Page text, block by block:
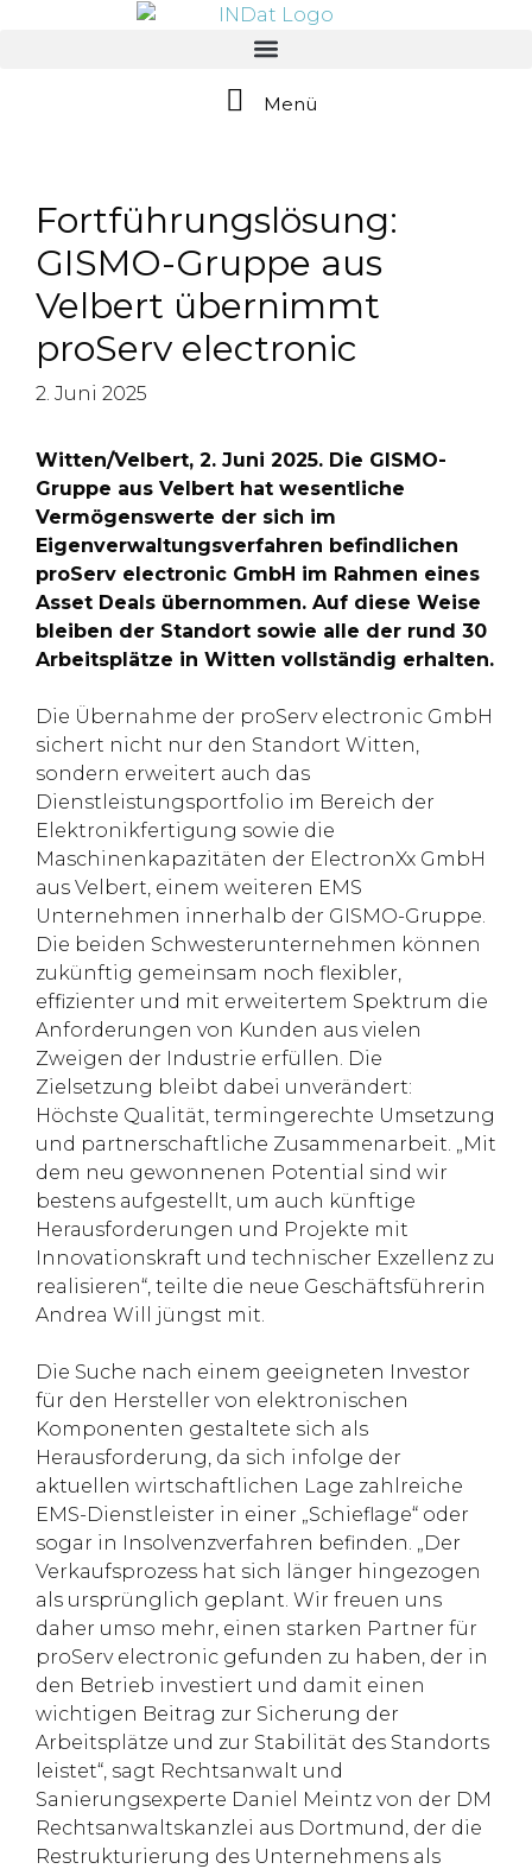
Menü
Fortführungslösung:
GISMO-Gruppe aus
Velbert übernimmt
proServ electronic
2. Juni 2025
Witten/Velbert, 2. Juni 2025. Die GISMO-
Gruppe aus Velbert hat wesentliche
Vermögenswerte der sich im
Eigenverwaltungsverfahren befindlichen
proServ electronic GmbH im Rahmen eines
Asset Deals übernommen. Auf diese Weise
bleiben der Standort sowie alle der rund 30
Arbeitsplätze in Witten vollständig erhalten.
Die Übernahme der proServ electronic GmbH
sichert nicht nur den Standort Witten,
sondern erweitert auch das
Dienstleistungsportfolio im Bereich der
Elektronikfertigung sowie die
Maschinenkapazitäten der ElectronXx GmbH
aus Velbert, einem weiteren EMS
Unternehmen innerhalb der GISMO-Gruppe.
Die beiden Schwesterunternehmen können
zukünftig gemeinsam noch flexibler,
effizienter und mit erweitertem Spektrum die
Anforderungen von Kunden aus vielen
Zweigen der Industrie erfüllen. Die
Zielsetzung bleibt dabei unverändert:
Höchste Qualität, termingerechte Umsetzung
und partnerschaftliche Zusammenarbeit. „Mit
dem neu gewonnenen Potential sind wir
bestens aufgestellt, um auch künftige
Herausforderungen und Projekte mit
Innovationskraft und technischer Exzellenz zu
realisieren“, teilte die neue Geschäftsführerin
Andrea Will jüngst mit.
Die Suche nach einem geeigneten Investor
für den Hersteller von elektronischen
Komponenten gestaltete sich als
Herausforderung, da sich infolge der
aktuellen wirtschaftlichen Lage zahlreiche
EMS-Dienstleister in einer „Schieflage“ oder
sogar in Insolvenzverfahren befinden. „Der
Verkaufsprozess hat sich länger hingezogen
als ursprünglich geplant. Wir freuen uns
daher umso mehr, einen starken Partner für
proServ electronic gefunden zu haben, der in
den Betrieb investiert und damit einen
wichtigen Beitrag zur Sicherung der
Arbeitsplätze und zur Stabilität des Standorts
leistet“, sagt Rechtsanwalt und
Sanierungsexperte Daniel Meintz von der DM
Rechtsanwaltskanzlei aus Dortmund, der die
Restrukturierung des Unternehmens als